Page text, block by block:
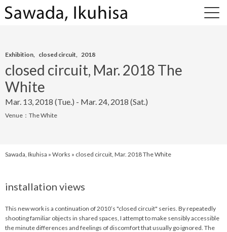
Exhibition, closed circuit, 2018
closed circuit, Mar. 2018 The
White
Mar. 13, 2018 (Tue.) - Mar. 24, 2018 (Sat.)
Venue： The White
Sawada, Ikuhisa » Works » closed circuit, Mar. 2018 The White
installation views
This new work is a continuation of 2010’s "closed circuit" series. By repeatedly
shooting familiar objects in shared spaces, I attempt to make sensibly accessible
the minute differences and feelings of discomfort that usually go ignored. The